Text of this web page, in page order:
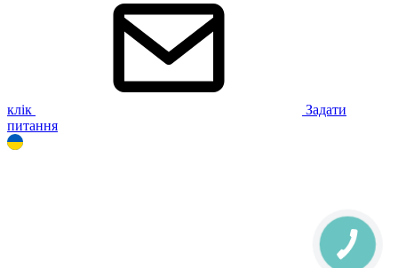
клік
Задати
питання